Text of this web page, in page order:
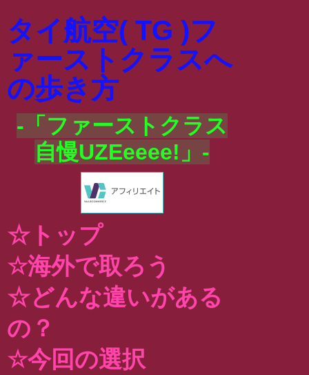
タイ航空( TG )フ
ァーストクラスへ
の歩き方
-「ファーストクラス
自慢UZEeeee!」-
☆トップ
☆海外で取ろう
☆どんな違いがある
の？
☆今回の選択